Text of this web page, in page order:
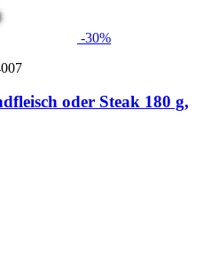
-30%
oder Steak 180 g,